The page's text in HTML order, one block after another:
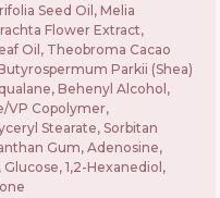
Seed Oil, Melia
Flower Extract,
Oil, Theobroma Cacao
Parkii (Shea)
Behenyl Alcohol,
VP Copolymer,
Stearate, Sorbitan
Gum, Adenosine,
1,2-Hexanediol,